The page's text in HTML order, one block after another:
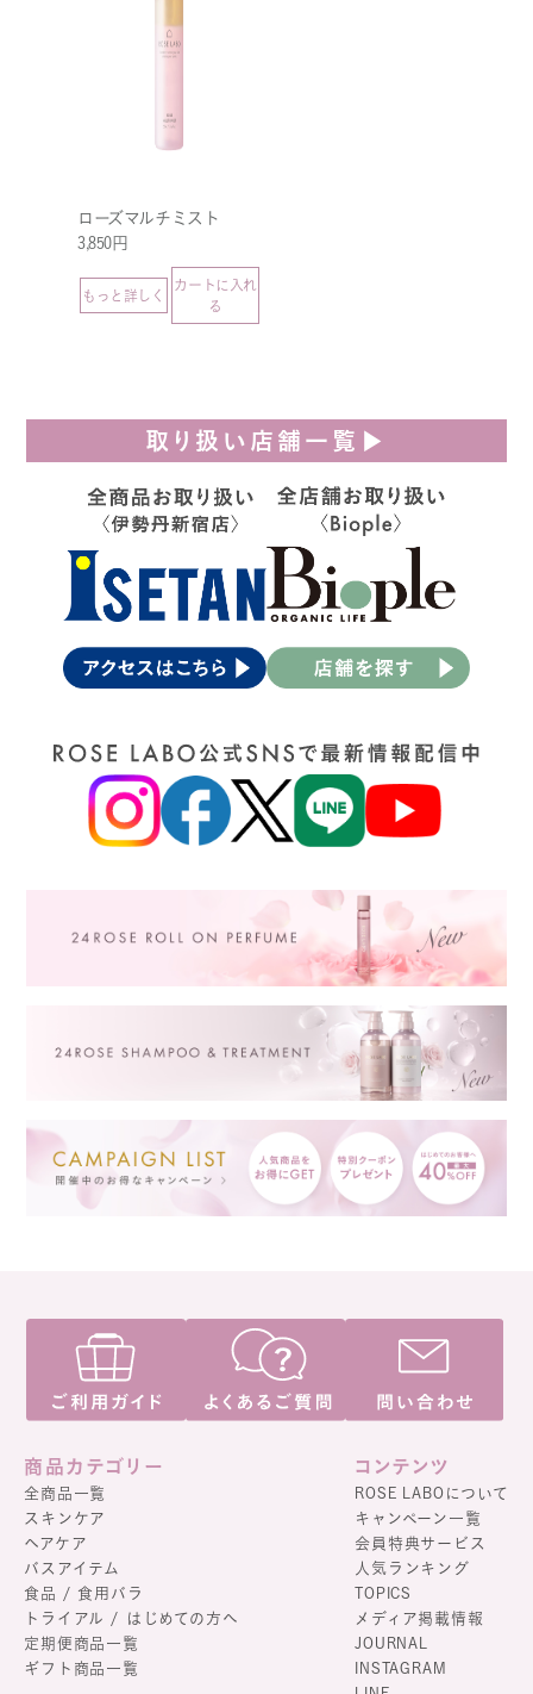
ローズマルチミスト
3,850円
もっと詳しく
カートに入れ
る
取り扱い店舗一覧▶
商品カテゴリー
全商品一覧
スキンケア
ヘアケア
バスアイテム
食品 / 食用バラ
トライアル / はじめての方へ
定期便商品一覧
ギフト商品一覧
コンテンツ
ROSE LABOについて
キャンペーン一覧
会員特典サービス
人気ランキング
TOPICS
メディア掲載情報
JOURNAL
INSTAGRAM